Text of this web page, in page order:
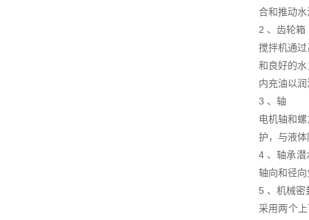
合和推动
2 、齿轮箱
搅拌机通
和良好的
内充油以
3 、轴
电机轴和
护，与液
4 、轴承潜
轴向和径
5 、机械密
采用两个